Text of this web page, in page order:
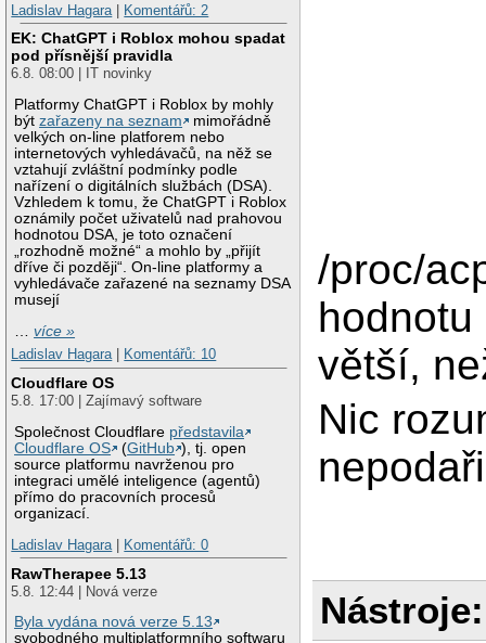
Ladislav Hagara
Komentářů: 2
EK: ChatGPT i Roblox mohou spadat
pod přísnější pravidla
6.8. 08:00 | IT novinky
Platformy ChatGPT i Roblox by mohly
býtzařazeny na seznam
mimořádně
velkých on-line platforem nebo
internetových vyhledávačů, na něž se
vztahují zvláštní podmínky podle
nařízení o digitálních službách (DSA).
Vzhledem k tomu, že ChatGPT i Roblox
oznámily počet uživatelů nad prahovou
hodnotou DSA, je toto označení
„rozhodně možné“ a mohlo by „přijít
dříve či později“. On-line platformy a
vyhledávače zařazené na seznamy DSA
musejí
…více »
Ladislav Hagara| Komentářů: 10
Cloudflare OS
5.8. 17:00 | Zajímavý software
Společnost Cloudflare představila
Cloudflare OS
(GitHub ), tj. open
source platformu navrženou pro
integraci umělé inteligence (agentů)
přímo do pracovních procesů
organizací.
Ladislav Hagara| Komentářů: 0
RawTherapee 5.13
5.8. 12:44 | Nová verze
Byla vydána nová verze 5.13
svobodného multiplatformního softwaru
/proc/
větší,
Nic
Nástroje: